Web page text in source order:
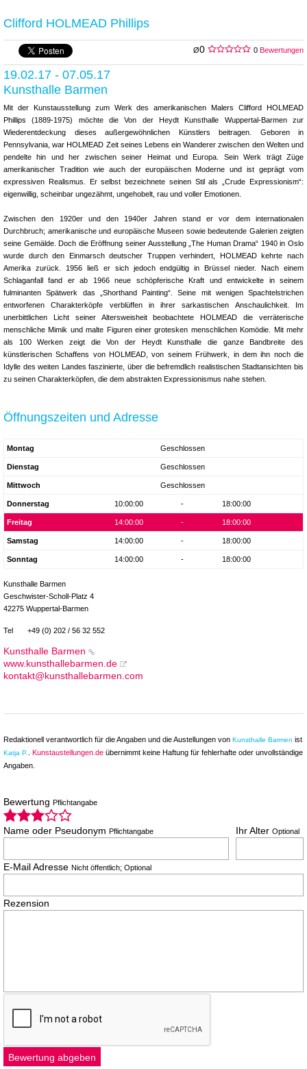
Clifford HOLMEAD Phillips
Ø0 0 Bewertungen
19.02.17 - 07.05.17
Kunsthalle Barmen
Mit der Kunstausstellung zum Werk des amerikanischen Malers Clifford HOLMEAD
Phillips (1889-1975) möchte die Von der Heydt Kunsthalle Wuppertal-Barmen zur
Wiederentdeckung dieses außergewöhnlichen Künstlers beitragen. Geboren in
Pennsylvania, war HOLMEAD Zeit seines Lebens ein Wanderer zwischen den Welten und
pendelte hin und her zwischen seiner Heimat und Europa. Sein Werk trägt Züge
amerikanischer Tradition wie auch der europäischen Moderne und ist geprägt vom
expressiven Realismus. Er selbst bezeichnete seinen Stil als „Crude Expressionism“:
eigenwillig, scheinbar ungezähmt, ungehobelt, rau und voller Emotionen.
Zwischen den 1920er und den 1940er Jahren stand er vor dem internationalen
Durchbruch; amerikanische und europäische Museen sowie bedeutende Galerien zeigten
seine Gemälde. Doch die Eröffnung seiner Ausstellung „The Human Drama“ 1940 in Oslo
wurde durch den Einmarsch deutscher Truppen verhindert, HOLMEAD kehrte nach
Amerika zurück. 1956 ließ er sich jedoch endgültig in Brüssel nieder. Nach einem
Schlaganfall fand er ab 1966 neue schöpferische Kraft und entwickelte in seinem
fulminanten Spätwerk das „Shorthand Painting“. Seine mit wenigen Spachtelstrichen
entworfenen Charakterköpfe verblüffen in ihrer sarkastischen Anschaulichkeit. Im
unerbittlichen Licht seiner Altersweisheit beobachtete HOLMEAD die verräterische
menschliche Mimik und malte Figuren einer grotesken menschlichen Komödie. Mit mehr
als 100 Werken zeigt die Von der Heydt Kunsthalle die ganze Bandbreite des
künstlerischen Schaffens von HOLMEAD, von seinem Frühwerk, in dem ihn noch die
Idylle des weiten Landes faszinierte, über die befremdlich realistischen Stadtansichten bis
zu seinen Charakterköpfen, die dem abstrakten Expressionismus nahe stehen.
Öffnungszeiten und Adresse
Montag Geschlossen
Dienstag Geschlossen
Mittwoch Geschlossen
Donnerstag 10:00:00 - 18:00:00
Freitag 14:00:00 - 18:00:00
Samstag 14:00:00 - 18:00:00
Sonntag 14:00:00 - 18:00:00
Kunsthalle Barmen
Geschwister-Scholl-Platz 4
42275 Wuppertal-Barmen
Tel +49 (0) 202 / 56 32 552
Kunsthalle Barmen
www.kunsthallebarmen.de
kontakt@kunsthallebarmen.com
Redaktionell verantwortlich für die Angaben und die Austellungen von Kunsthalle Barmen ist
Katja P. Kunstaustellungen.de übernimmt keine Haftung für fehlerhafte oder unvollständige
Angaben.
Bewertung Pflichtangabe
Name oder Pseudonym Pflichtangabe Ihr Alter Optional
E-Mail Adresse Nicht öffentlich; Optional
Rezension